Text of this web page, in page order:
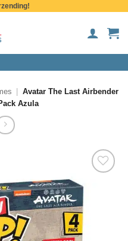
Avatar The Last Airbender
Azula